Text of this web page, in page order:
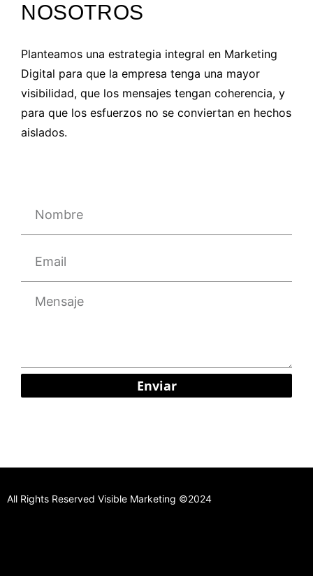
NOSOTROS
Planteamos una estrategia integral en Marketing
Digital para que la empresa tenga una mayor
visibilidad, que los mensajes tengan coherencia, y
para que los esfuerzos no se conviertan en hechos
aislados.
Enviar
All Rights Reserved Visible Marketing ©2024